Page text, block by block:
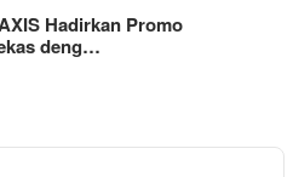
Hadirkan Promo
deng…